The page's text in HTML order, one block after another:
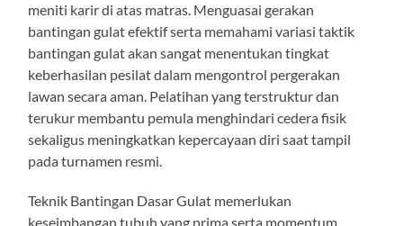
meniti karir di atas matras. Menguasai gerakan
bantingan gulat efektif serta memahami variasi taktik
bantingan gulat akan sangat menentukan tingkat
keberhasilan pesilat dalam mengontrol pergerakan
lawan secara aman. Pelatihan yang terstruktur dan
terukur membantu pemula menghindari cedera fisik
sekaligus meningkatkan kepercayaan diri saat tampil
pada turnamen resmi.
Teknik Bantingan Dasar Gulat memerlukan
keseimbangan tubuh yang prima serta momentum